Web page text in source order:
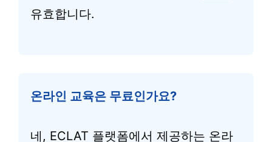
유효합니다.
온라인 교육은 무료인가요?
네, ECLAT 플랫폼에서 제공하는 온라